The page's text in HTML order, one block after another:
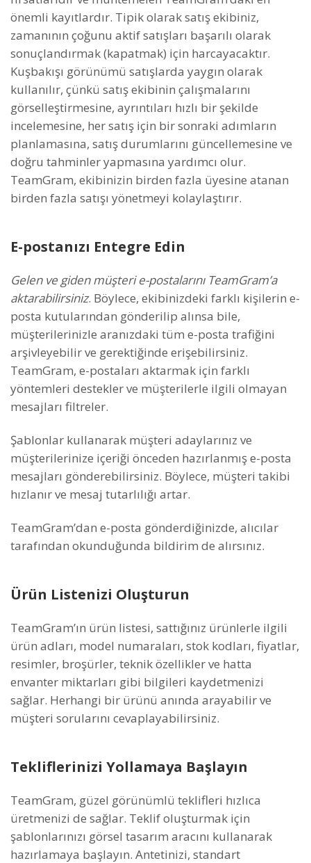
önemli kayıtlardır. Tipik olarak satış ekibiniz,
zamanının çoğunu aktif satışları başarılı olarak
sonuçlandırmak (kapatmak) için harcayacaktır.
Kuşbakışı görünümü satışlarda yaygın olarak
kullanılır, çünkü satış ekibinin çalışmalarını
görselleştirmesine, ayrıntıları hızlı bir şekilde
incelemesine, her satış için bir sonraki adımların
planlamasına, satış durumlarını güncellemesine ve
doğru tahminler yapmasına yardımcı olur.
TeamGram, ekibinizin birden fazla üyesine atanan
birden fazla satışı yönetmeyi kolaylaştırır.
E-postanızı Entegre Edin
Gelen ve giden müşteri e-postalarını TeamGram’a
aktarabilirsiniz. Böylece, ekibinizdeki farklı kişilerin e-
posta kutularından gönderilip alınsa bile,
müşterilerinizle aranızdaki tüm e-posta trafiğini
arşivleyebilir ve gerektiğinde erişebilirsiniz.
TeamGram, e-postaları aktarmak için farklı
yöntemleri destekler ve müşterilerle ilgili olmayan
mesajları filtreler.
Şablonlar kullanarak müşteri adaylarınız ve
müşterilerinize içeriği önceden hazırlanmış e-posta
mesajları gönderebilirsiniz. Böylece, müşteri takibi
hızlanır ve mesaj tutarlılığı artar.
TeamGram’dan e-posta gönderdiğinizde, alıcılar
tarafından okunduğunda bildirim de alırsınız.
Ürün Listenizi Oluşturun
TeamGram’ın ürün listesi, sattığınız ürünlerle ilgili
ürün adları, model numaraları, stok kodları, fiyatlar,
resimler, broşürler, teknik özellikler ve hatta
envanter miktarları gibi bilgileri kaydetmenizi
sağlar. Herhangi bir ürünü anında arayabilir ve
müşteri sorularını cevaplayabilirsiniz.
Tekliflerinizi Yollamaya Başlayın
TeamGram, güzel görünümlü teklifleri hızlıca
üretmenizi de sağlar. Teklif oluşturmak için
şablonlarınızı görsel tasarım aracını kullanarak
hazırlamaya başlayın. Antetinizi, standart